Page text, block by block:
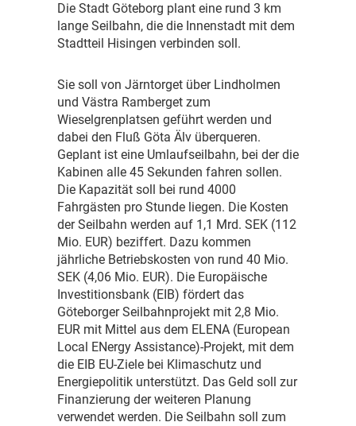
Die Stadt Göteborg plant eine rund 3 km
lange Seilbahn, die die Innenstadt mit dem
Stadtteil Hisingen verbinden soll.
Sie soll von Järntorget über Lindholmen
und Västra Ramberget zum
Wieselgrenplatsen geführt werden und
dabei den Fluß Göta Älv überqueren.
Geplant ist eine Umlaufseilbahn, bei der die
Kabinen alle 45 Sekunden fahren sollen.
Die Kapazität soll bei rund 4000
Fahrgästen pro Stunde liegen. Die Kosten
der Seilbahn werden auf 1,1 Mrd. SEK (112
Mio. EUR) beziffert. Dazu kommen
jährliche Betriebskosten von rund 40 Mio.
SEK (4,06 Mio. EUR). Die Europäische
Investitionsbank (EIB) fördert das
Göteborger Seilbahnprojekt mit 2,8 Mio.
EUR mit Mittel aus dem ELENA (European
Local ENergy Assistance)-Projekt, mit dem
die EIB EU-Ziele bei Klimaschutz und
Energiepolitik unterstützt. Das Geld soll zur
Finanzierung der weiteren Planung
verwendet werden. Die Seilbahn soll zum